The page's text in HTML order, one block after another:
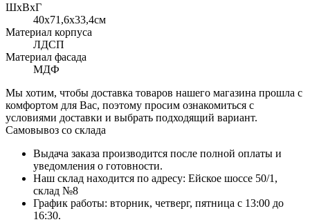
ШхВхГ
40x71,6х33,4см
Материал корпуса
ЛДСП
Материал фасада
МДФ
Мы хотим, чтобы доставка товаров нашего магазина прошла с
комфортом для Вас, поэтому просим ознакомиться с
условиями доставки и выбрать подходящий вариант.
Самовывоз со склада
Выдача заказа производится после полной оплаты и
уведомления о готовности.
Наш склад находится по адресу: Ейское шоссе 50/1,
склад №8
График работы: вторник, четверг, пятница с 13:00 до
16:30.